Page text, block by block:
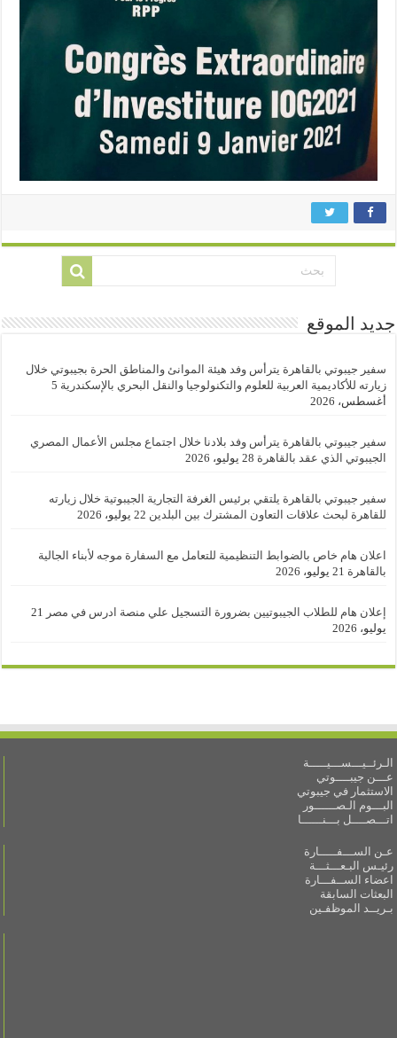
جديد الموقع
سفير جيبوتي بالقاهرة يترأس وفد هيئة الموانئ والمناطق الحرة بجيبوتي خلال
زيارته للأكاديمية العربية للعلوم والتكنولوجيا والنقل البحري بالإسكندرية 5
أغسطس، 2026
سفير جيبوتي بالقاهرة يترأس وفد بلادنا خلال اجتماع مجلس الأعمال المصري
الجيبوتي الذي عقد بالقاهرة 28 يوليو، 2026
سفير جيبوتي بالقاهرة يلتقي برئيس الغرفة التجارية الجيبوتية خلال زيارته
للقاهرة لبحث علاقات التعاون المشترك بين البلدين 22 يوليو، 2026
اعلان هام خاص بالضوابط التنظيمية للتعامل مع السفارة موجه لأبناء الجالية
بالقاهرة 21 يوليو، 2026
إعلان هام للطلاب الجيبوتيين بضرورة التسجيل علي منصة ادرس في مصر
21
يوليو، 2026
الـرئــيـــســـيـــــة
عـــن جيبــــوتي
الاستثمار في جيبوتي
البـــوم الـصــــــور
اتـــصــــل بـــنــــــا
عـن الســـفـــــارة
رئيـس البـعـــثـــة
اعضاء الســفـــارة
البعثات السابقة
بـريــد الموظفـين